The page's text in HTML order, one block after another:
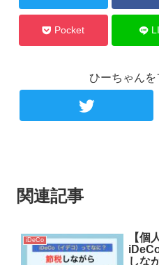
Pocket
ひーちゃん
関連記事
iDeCo
【個
しな